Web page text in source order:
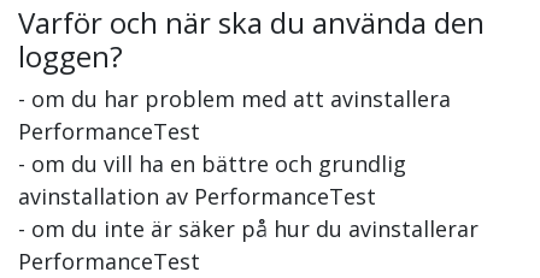
Varför och när ska du använda den
loggen?
- om du har problem med att avinstallera
PerformanceTest
- om du vill ha en bättre och grundlig
avinstallation av PerformanceTest
- om du inte är säker på hur du avinstallerar
PerformanceTest